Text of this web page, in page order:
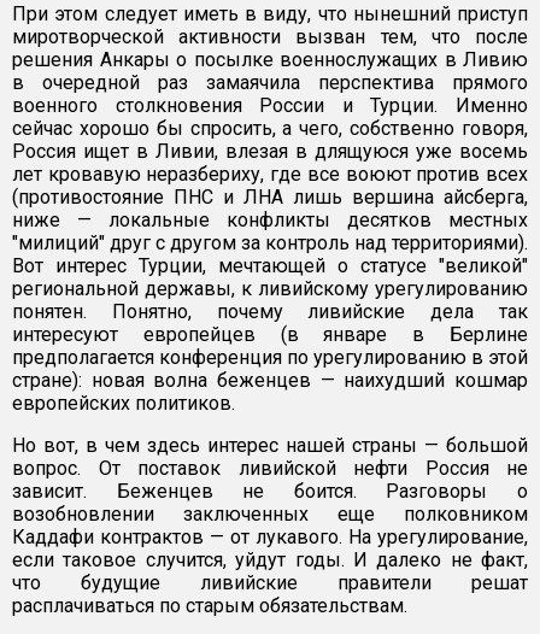
При этом следует иметь в виду, что нынешний приступ
миротворческой активности вызван тем, что после
решения Анкары о посылке военнослужащих в Ливию
в очередной раз замаячила перспектива прямого
военного столкновения России и Турции. Именно
сейчас хорошо бы спросить, а чего, собственно говоря,
Россия ищет в Ливии, влезая в длящуюся уже восемь
лет кровавую неразбериху, где все воюют против всех
(противостояние ПНС и ЛНА лишь вершина айсберга,
ниже — локальные конфликты десятков местных
"милиций" друг с другом за контроль над территориями).
Вот интерес Турции, мечтающей о статусе "великой"
региональной державы, к ливийскому урегулированию
понятен. Понятно, почему ливийские дела так
интересуют европейцев (в январе в Берлине
предполагается конференция по урегулированию в этой
стране): новая волна беженцев — наихудший кошмар
европейских политиков.
Но вот, в чем здесь интерес нашей страны — большой
вопрос. От поставок ливийской нефти Россия не
зависит. Беженцев не боится. Разговоры о
возобновлении заключенных еще полковником
Каддафи контрактов — от лукавого. На урегулирование,
если таковое случится, уйдут годы. И далеко не факт,
что будущие ливийские правители решат
расплачиваться по старым обязательствам.